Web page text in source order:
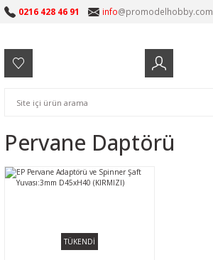
0216 428 46 91 info@promodelhobby.com
Pervane Daptörü
TÜKENDİ